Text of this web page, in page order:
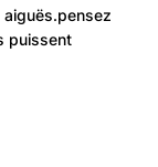
puissent